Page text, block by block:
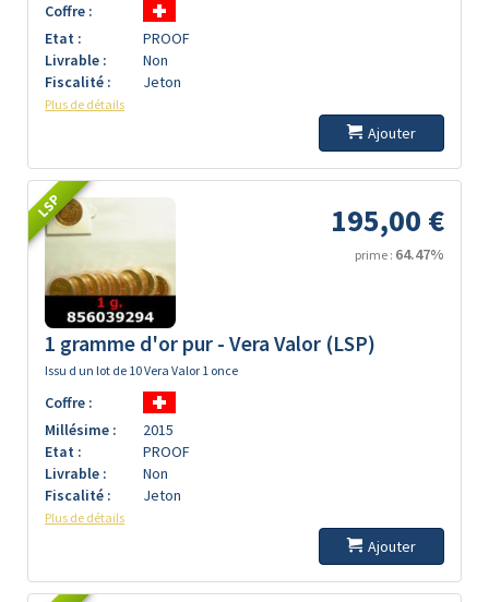
Coffre :
Etat :
PROOF
Livrable :
Non
Fiscalité :
Jeton
Plus de détails
Ajouter
LSP 195,00 €
prime : 64.47%
1 gramme d'or pur - Vera Valor (LSP)
Issu d un lot de 10 Vera Valor 1 once
Coffre :
Millésime :
2015
Etat :
PROOF
Livrable :
Non
Fiscalité :
Jeton
Plus de détails
Ajouter